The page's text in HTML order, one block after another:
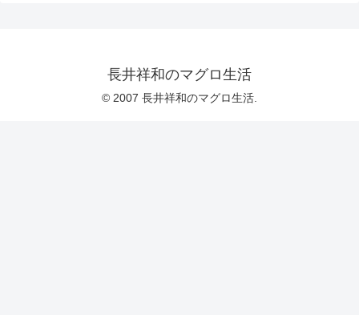
長井祥和のマグロ生活
© 2007 長井祥和のマグロ生活.